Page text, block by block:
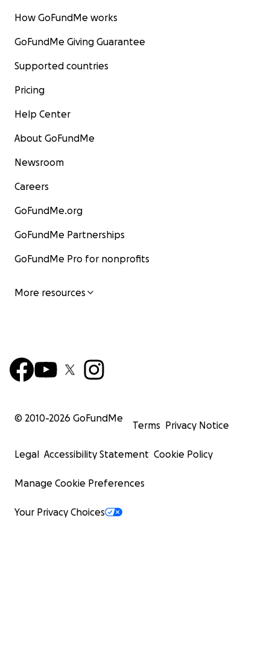
How GoFundMe works
GoFundMe Giving Guarantee
Supported countries
Pricing
Help Center
About GoFundMe
Newsroom
Careers
GoFundMe.org
GoFundMe Partnerships
GoFundMe Pro for nonprofits
More resources
© 2010-2026 GoFundMe
Terms Privacy Notice
Legal Accessibility Statement Cookie Policy
Manage Cookie Preferences
Your Privacy Choices